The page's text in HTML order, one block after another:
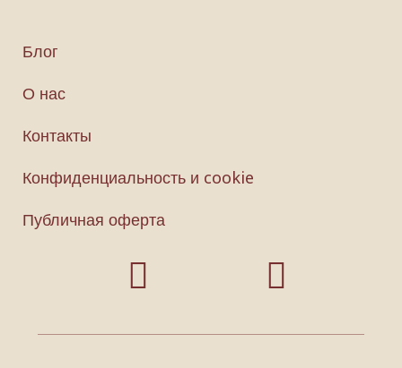
Блог
О нас
Контакты
Конфиденциальность и cookie
Публичная оферта